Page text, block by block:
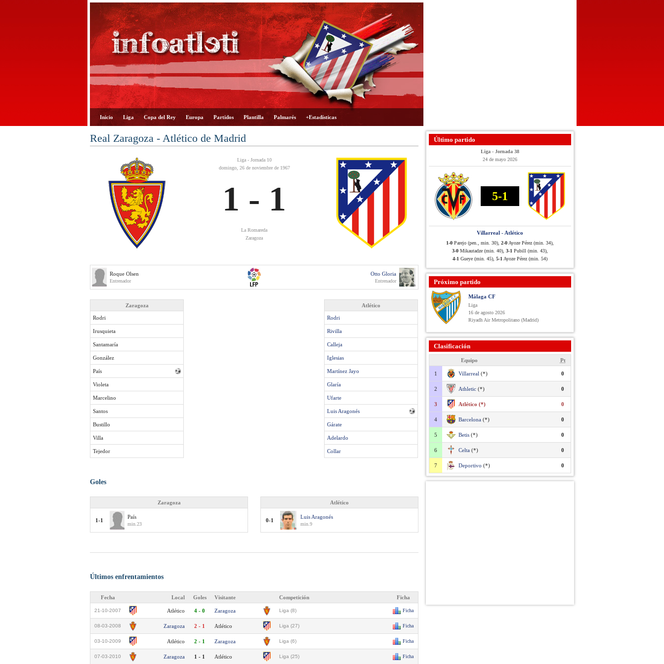
Inicio Liga Copa del Rey Europa Partidos Plantilla Palmarés +Estadísticas
Real Zaragoza - Atlético de Madrid
Liga - Jornada 10
domingo, 26 de noviembre de 1967
1 - 1
La Romareda
Zaragoza
Roque Olsen
Entrenador
Otto Gloria
Entrenador
Zaragoza
Rodri
Irusquieta
Santamaría
González
País
Violeta
Marcelino
Santos
Bustillo
Villa
Tejedor
Atlético
Rodri
Rivilla
Calleja
Iglesias
Martínez Jayo
Glaría
Ufarte
Luis Aragonés
Gárate
Adelardo
Collar
Goles
Zaragoza
1-1
País
min.23
Atlético
0-1
Luis Aragonés
min.9
Últimos enfrentamientos
Fecha Local Goles Visitante Competición Ficha
21-10-2007 Atlético 4 - 0 Zaragoza Liga (8) Ficha
08-03-2008 Zaragoza 2 - 1 Atlético Liga (27) Ficha
03-10-2009 Atlético 2 - 1 Zaragoza Liga (6) Ficha
07-03-2010 Zaragoza 1 - 1 Atlético Liga (25) Ficha
Último partido
Liga - Jornada 38
24 de mayo 2026
5-1
Villarreal - Atlético
1-0 Parejo (pen., min. 30), 2-0 Ayoze Pérez (min. 34),
3-0 Mikautadze (min. 40), 3-1 Pubill (min. 43),
4-1 Gueye (min. 45), 5-1 Ayoze Pérez (min. 54)
Próximo partido
Málaga CF
Liga
16 de agosto 2026
Riyadh Air Metropolitano (Madrid)
Clasificación
Equipo Pt
1 Villarreal (*) 0
2 Athletic (*) 0
3 Atlético (*) 0
4 Barcelona (*) 0
5 Betis (*) 0
6 Celta (*) 0
7 Deportivo (*) 0